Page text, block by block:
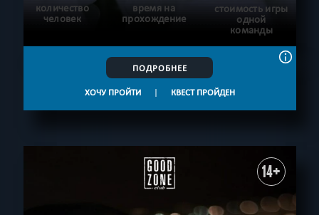
количество
человек
время на
прохождение
стоимость игры
одной
команды
ПОДРОБНЕЕ
ХОЧУ ПРОЙТИ | КВЕСТ ПРОЙДЕН
14+